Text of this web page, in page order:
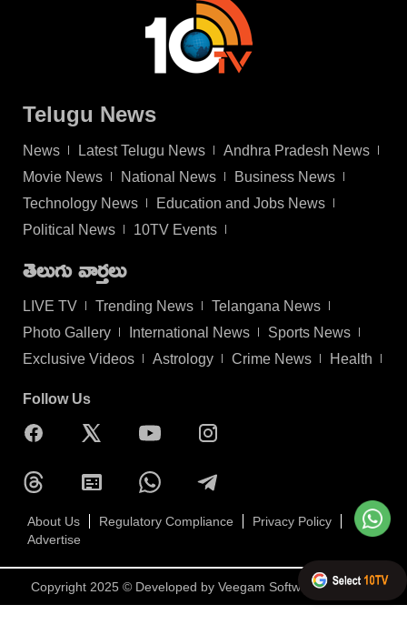
Telugu News
News Latest Telugu News
Andhra Pradesh News
Movie News
National News
Business News
Technology News
Education and Jobs News
Political News
10TV Events
తెలుగు వార్తలు
LIVE TV Trending News
Telangana News
Photo Gallery
International News
Sports News
Exclusive Videos
Astrology Crime News Health
Follow Us
About Us Regulatory Compliance
Privacy Policy
Advertise
Copyright 2025 © Developed by Veegam Software Pvt Ltd.